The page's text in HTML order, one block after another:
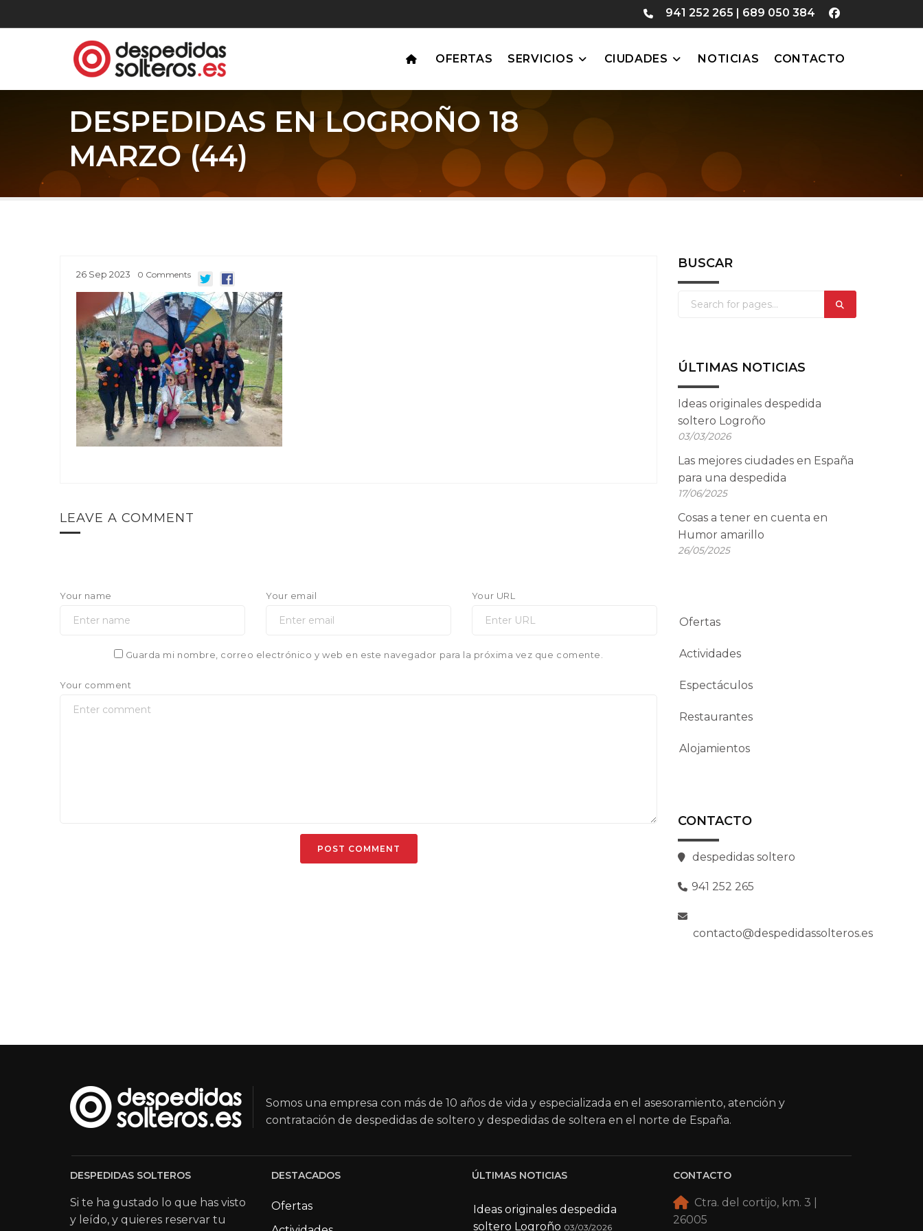
941 252 265 | 689 050 384
OFERTAS SERVICIOS CIUDADES NOTICIAS CONTACTO
DESPEDIDAS EN LOGROÑO 18
MARZO (44)
26 Sep 2023 0 Comments
LEAVE A COMMENT
Your name Your email Your URL
Guarda mi nombre, correo electrónico y web en este navegador para la próxima vez que comente.
Your comment
BUSCAR
ÚLTIMAS NOTICIAS
Ideas originales despedida
soltero Logroño
03/03/2026
Las mejores ciudades en España
para una despedida
17/06/2025
Cosas a tener en cuenta en
Humor amarillo
26/05/2025
Ofertas
Actividades
Espectáculos
Restaurantes
Alojamientos
CONTACTO
despedidas soltero
941 252 265
contacto@despedidassolteros.es
Somos una empresa con más de 10 años de vida y especializada en el asesoramiento, atención y
contratación de despedidas de soltero y despedidas de soltera en el norte de España.
DESPEDIDAS SOLTEROS
Si te ha gustado lo que has visto
y leído, y quieres reservar tu
DESTACADOS
Ofertas
ÚLTIMAS NOTICIAS
Ideas originales despedida
soltero Logroño 03/03/2026
CONTACTO
Ctra. del cortijo, km. 3 |
26005